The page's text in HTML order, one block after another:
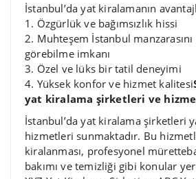
İstanbul’da yat kiralamanın
1. Özgürlük ve bağımsızlık hissi
2. Muhteşem İstanbul
görebilme imkanı
3. Özel ve lüks bir tatil deneyimi
4. Yüksek konfor ve hizmet kalitesi
yat kiralama şirketleri ve
İstanbul’da yat kiralama şirketleri
hizmetleri sunmaktadır. Bu
kiralanması, profesyonel
bakımı ve temizliği gibi konular